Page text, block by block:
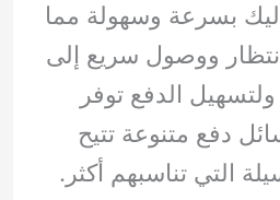
بسرعة وسهولة مما
ووصول سريع إلى
الدفع توفر
دفع متنوعة تتيح
التي تناسبهم أكثر.